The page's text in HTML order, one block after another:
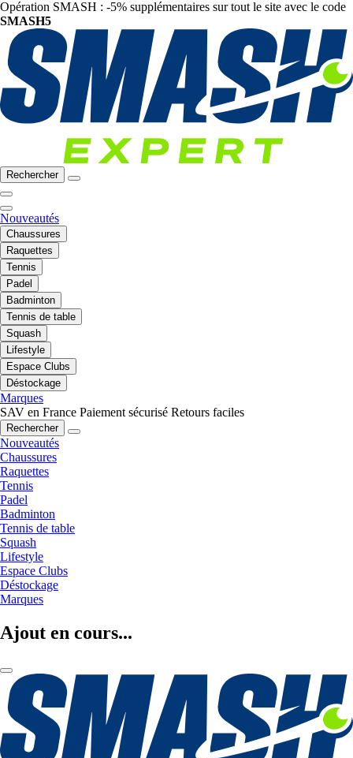
Opération SMASH : -5% supplémentaires sur tout le site avec le code
SMASH5
Rechercher
Nouveautés
Chaussures
Raquettes
Tennis
Padel
Badminton
Tennis de table
Squash
Lifestyle
Espace Clubs
Déstockage
Marques
SAV en France Paiement sécurisé Retours faciles
Rechercher
Nouveautés
Chaussures
Raquettes
Tennis
Padel
Badminton
Tennis de table
Squash
Lifestyle
Espace Clubs
Déstockage
Marques
Ajout en cours...